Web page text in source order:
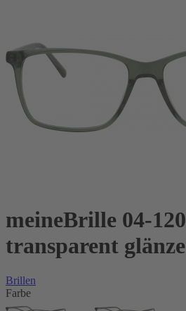
meineBrille 04-
transparent
Brillen
Farbe